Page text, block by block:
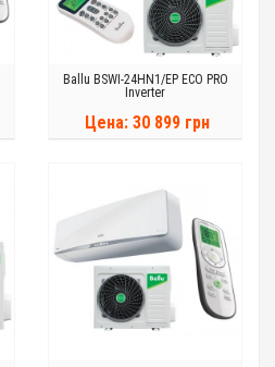
Ballu BSWI-24HN1/EP ECO PRO
Inverter
Цена: 30 899 грн